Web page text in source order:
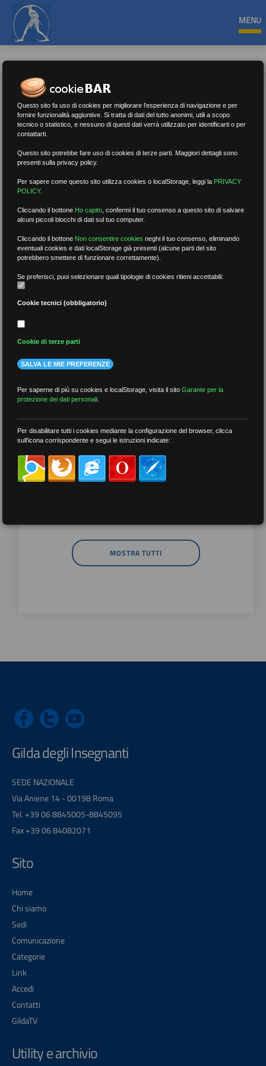
MENU
Precari
Nessun risultato.Rimuovi filtri
per data
più recenti
meno recenti
per tag
##DS ##FGU ##Gilda
MOSTRA TUTTI
Gilda degli Insegnanti
SEDE NAZIONALE
Via Aniene 14 - 00198 Roma
Tel. +39 06 8845005-8845095
Fax +39 06 84082071
Sito
Home
Chi siamo
Sedi
Comunicazione
Categorie
Link
Accedi
Contatti
GildaTV
Utility e archivio
Questo sito fa uso di cookies per migliorare l'esperienza di navigazione e per
fornire funzionalità aggiuntive. Si tratta di dati del tutto anonimi, utili a scopo
tecnico o statistico, e nessuno di questi dati verrà utilizzato per identificarti o per
contattarti.
Questo sito potrebbe fare uso di cookies di terze parti. Maggiori dettagli sono
presenti sulla privacy policy.
Per sapere come questo sito utilizza cookies o localStorage, leggi la PRIVACY
POLICY.
Cliccando il bottone Ho capito ,confermi il tuo consenso a questo sito di salvare
alcuni piccoli blocchi di dati sul tuo computer.
Cliccando il bottone Non consentire cookies neghi il tuo consenso, eliminando
eventuali cookies e dati localStorage già presenti (alcune parti del sito
potrebbero smettere di funzionare correttamente).
Se preferisci, puoi selezionare quali tipologie di cookies ritieni accettabili:
Cookie tecnici (obbligatorio)
Cookie di terze parti
SALVA LE MIE PREFERENZE
Per saperne di più su cookies e localStorage, visita il sitoGarante per la
protezione dei dati personali
Per disabilitare tutti i cookies mediante la configurazione del browser, clicca
sull'icona corrispondente e segui le istruzioni indicate: